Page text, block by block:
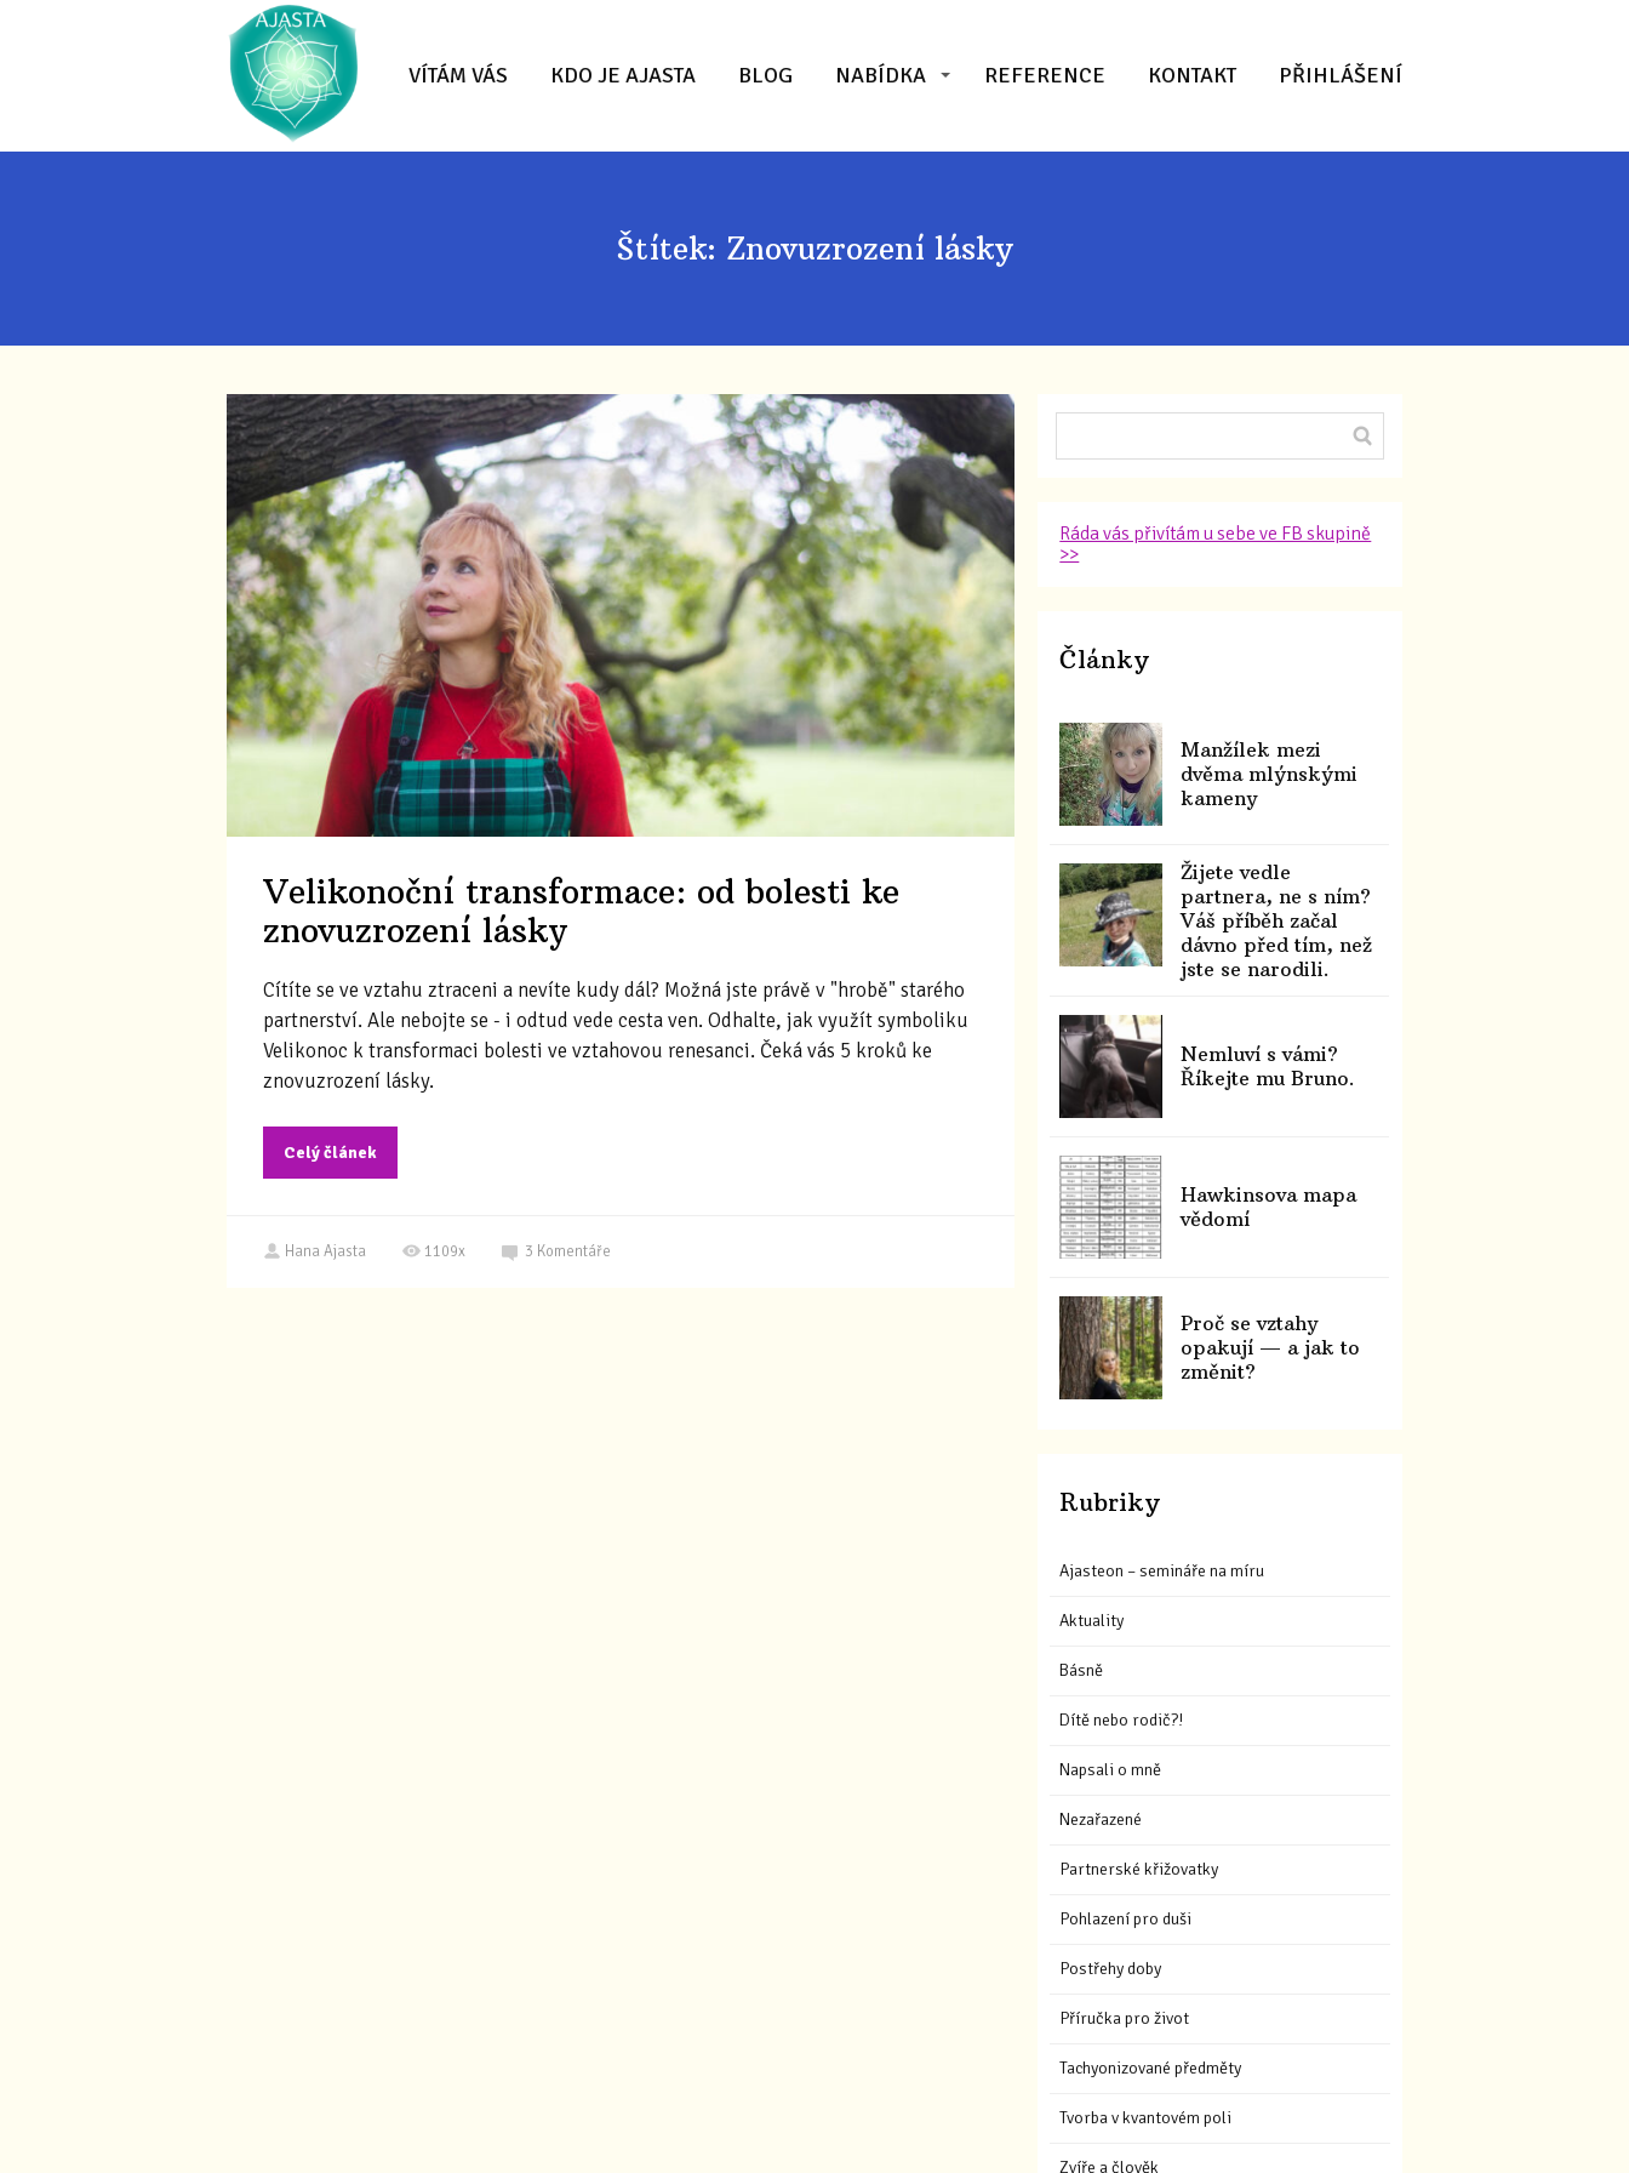
VÍTÁM VÁS KDO JE AJASTA BLOG NABÍDKA REFERENCE KONTAKT PŘIHLÁŠENÍ
Štítek: Znovuzrození lásky
Velikonoční transformace: od bolesti ke
znovuzrození lásky
Cítíte se ve vztahu ztraceni a nevíte kudy dál? Možná jste právě v "hrobě" starého
partnerství. Ale nebojte se - i odtud vede cesta ven. Odhalte, jak využít symboliku
Velikonoc k transformaci bolesti ve vztahovou renesanci. Čeká vás 5 kroků ke
znovuzrození lásky.
Celý článek
Hana Ajasta 1109x 3 Komentáře
Ráda vás přivítám u sebe ve FB skupině
>>
Články
Manžílek mezi
dvěma mlýnskými
kameny
Žijete vedle
partnera, ne s ním?
Váš příběh začal
dávno před tím, než
jste se narodili.
Nemluví s vámi?
Říkejte mu Bruno.
Hawkinsova mapa
vědomí
Proč se vztahy
opakují — a jak to
změnit?
Rubriky
Ajasteon – semináře na míru
Aktuality
Básně
Dítě nebo rodič?!
Napsali o mně
Nezařazené
Partnerské křižovatky
Pohlazení pro duši
Postřehy doby
Příručka pro život
Tachyonizované předměty
Tvorba v kvantovém poli
Zvíře a člověk